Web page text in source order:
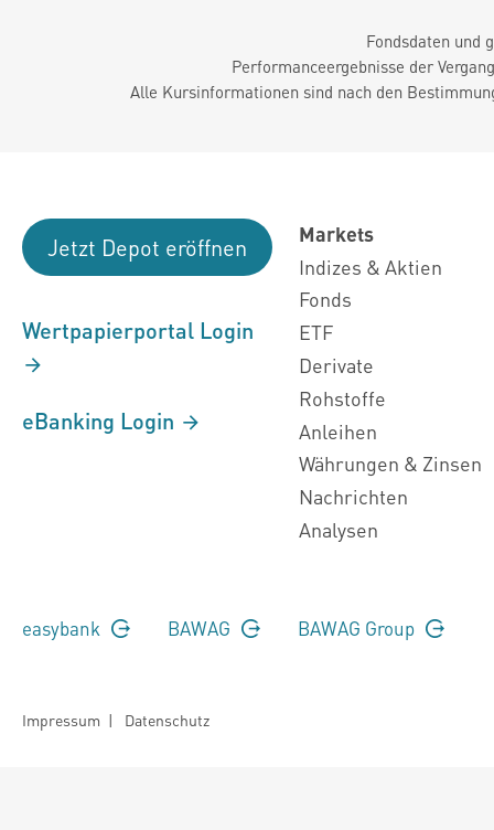
Fondsdaten und
Performanceergebnisse der
Alle Kursinformationen sind nach den
Jetzt Depot eröffnen
Wertpapierportal Login
eBanking Login
Markets
Indizes & Aktien
Fonds
ETF
Derivate
Rohstoffe
Anleihen
Währungen & Zinsen
Nachrichten
Analysen
easybank BAWAG BAWAG Group
Impressum | Datenschutz